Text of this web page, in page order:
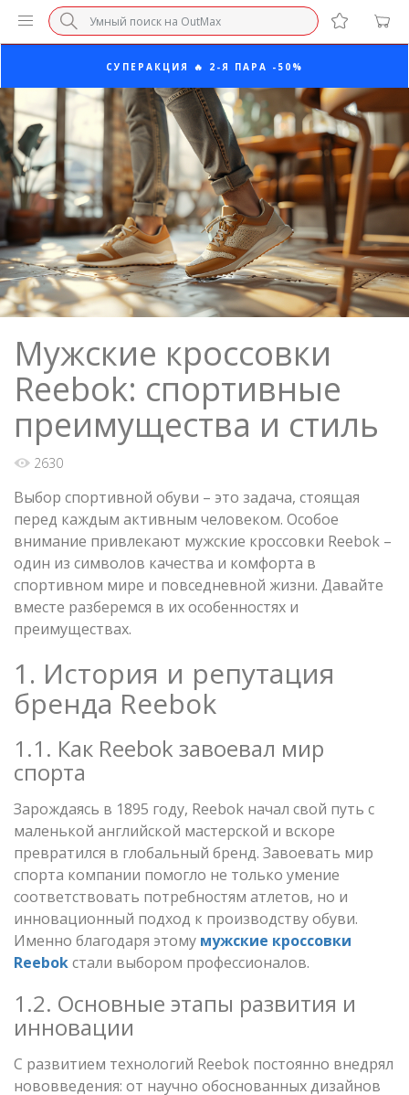
ПОСЛЕДНИЕ РАЗМЕРЫ ОТ 1500₽⚡️
СУПЕРАКЦИЯ 🔥 2-Я ПАРА -50%
БЕЗ НАЦЕНКИ МАРКЕТПЛЕЙСОВ ⚡ ВАШ РАЗМЕР
3-Я ПАРА В ПОДАРОК 🎁
ПОСЛЕДНИЕ РАЗМЕРЫ ОТ 1500₽⚡️
СУПЕРАКЦИЯ 🔥 2-Я ПАРА -50%
Мужские кроссовки
Reebok: спортивные
преимущества и стиль
2630
Выбор спортивной обуви – это задача, стоящая
перед каждым активным человеком. Особое
внимание привлекают мужские кроссовки Reebok –
один из символов качества и комфорта в
спортивном мире и повседневной жизни. Давайте
вместе разберемся в их особенностях и
преимуществах.
1. История и репутация
бренда Reebok
1.1. Как Reebok завоевал мир
спорта
Зарождаясь в 1895 году, Reebok начал свой путь с
маленькой английской мастерской и вскоре
превратился в глобальный бренд. Завоевать мир
спорта компании помогло не только умение
соответствовать потребностям атлетов, но и
инновационный подход к производству обуви.
Именно благодаря этому мужские кроссовки
Reebokстали выбором профессионалов.
1.2. Основные этапы развития и
инновации
С развитием технологий Reebok постоянно внедрял
нововведения: от научно обоснованных дизайнов